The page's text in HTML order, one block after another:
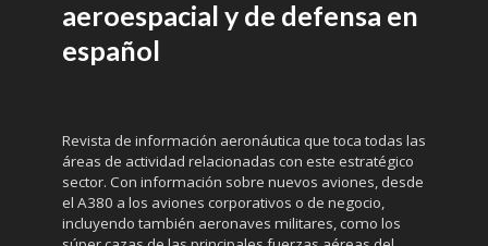
aeroespacial y de defensa en
español
Revista de información aeronáutica que toca todas las
áreas de actividad relacionadas con este estratégico
sector. Con información sobre nuevos aviones, desde
el A380 a los aviones corporativos o de negocio,
incluyendo también aeronaves militares, como los